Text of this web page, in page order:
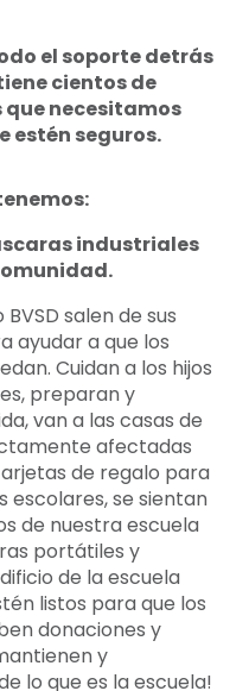
el soporte detrás
cientos de
necesitamos
estén seguros.
industriales
salen de sus
ayudar a que los
Cuidan a los hijos
preparan y
van a las casas de
afectadas
de regalo para
escolares, se sientan
de nuestra escuela
portátiles y
de la escuela
listos para que los
donaciones y
y
lo que es la escuela!